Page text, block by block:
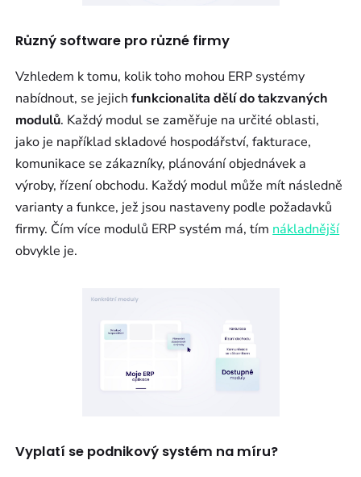
Různý software pro různé firmy
Vzhledem k tomu, kolik toho mohou ERP systémy
nabídnout, se jejichfunkcionalita dělí do takzvaných
modulů. Každý modul se zaměřuje na určité oblasti,
jako je například skladové hospodářství, fakturace,
komunikace se zákazníky, plánování objednávek a
výroby, řízení obchodu. Každý modul může mít následně
varianty a funkce, jež jsou nastaveny podle požadavků
firmy. Čím více modulů ERP systém má, tím nákladnější
obvykle je.
Vyplatí se podnikový systém na míru?